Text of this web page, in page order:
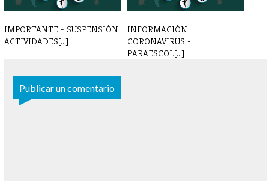
IMPORTANTE - SUSPENSIÓN
ACTIVIDADES[...]
INFORMACIÓN
CORONAVIRUS -
PARAESCOL[...]
Publicar un comentario